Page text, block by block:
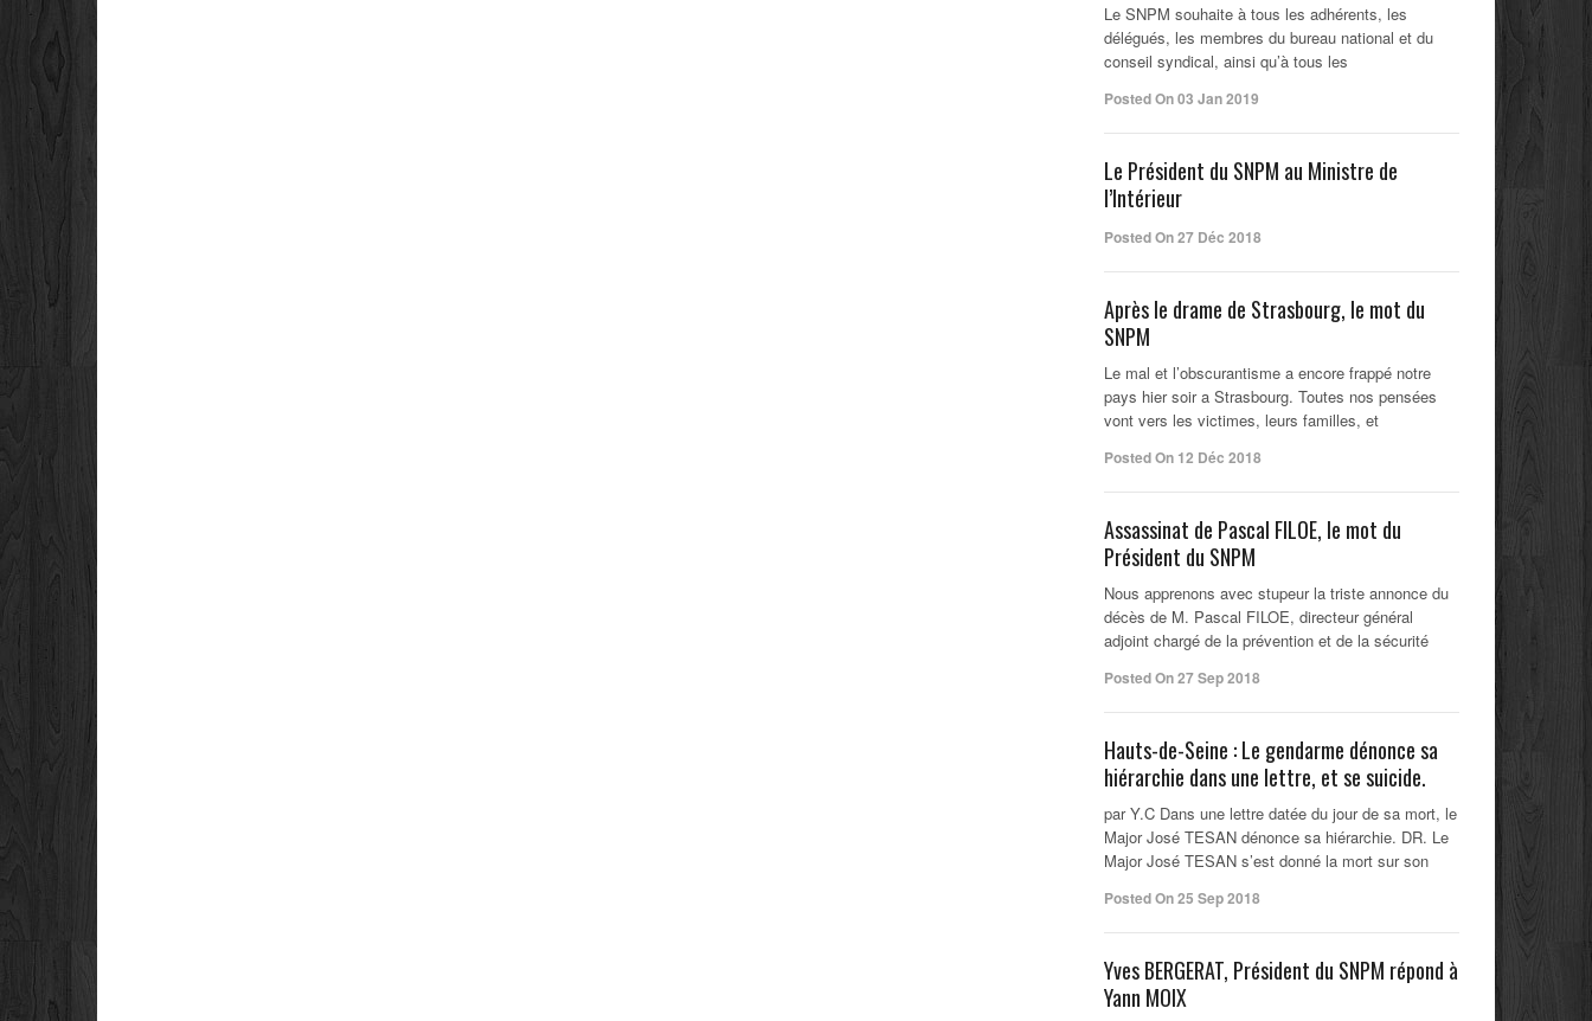
Le SNPM souhaite à tous les adhérents, les
délégués, les membres du bureau national et du
conseil syndical, ainsi qu’à tous les
Posted On 03 Jan 2019
Le Président du SNPM au Ministre de
l’Intérieur
Posted On 27 Déc 2018
Après le drame de Strasbourg, le mot du
SNPM
Le mal et l’obscurantisme a encore frappé notre
pays hier soir a Strasbourg. Toutes nos pensées
vont vers les victimes, leurs familles, et
Posted On 12 Déc 2018
Assassinat de Pascal FILOE, le mot du
Président du SNPM
Nous apprenons avec stupeur la triste annonce du
décès de M. Pascal FILOE, directeur général
adjoint chargé de la prévention et de la sécurité
Posted On 27 Sep 2018
Hauts-de-Seine : Le gendarme dénonce sa
hiérarchie dans une lettre, et se suicide.
par Y.C Dans une lettre datée du jour de sa mort, le
Major José TESAN dénonce sa hiérarchie. DR. Le
Major José TESAN s’est donné la mort sur son
Posted On 25 Sep 2018
Yves BERGERAT, Président du SNPM répond à
Yann MOIX